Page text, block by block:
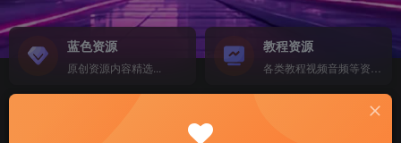
蓝色资源
原创资源内容精选...
教程资源